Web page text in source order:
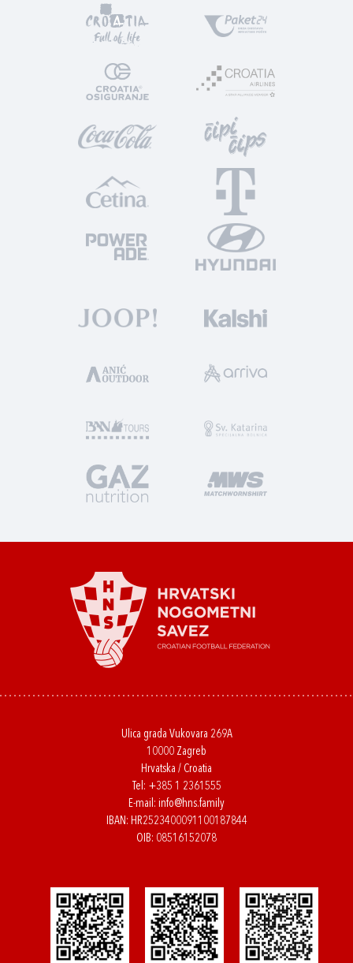
Ulica grada Vukovara 269A
10000 Zagreb
Hrvatska / Croatia
Tel: +385 1 2361555
E-mail: info@hns.family
IBAN: HR2523400091100187844
OIB: 08516152078